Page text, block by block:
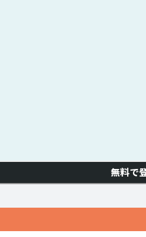
無料で